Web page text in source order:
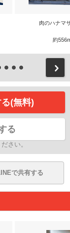
肉のハナマ
約
(無料)
る
さい。
で共有する